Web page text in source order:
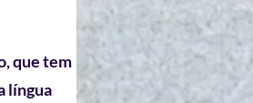
que tem
língua